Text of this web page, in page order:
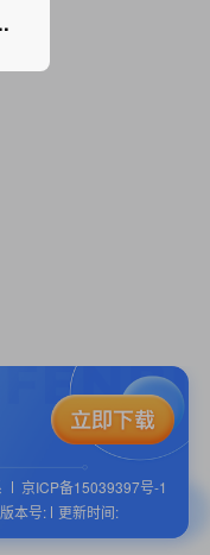
待
京ICP备15039397号-1
版本号: 更新时间: